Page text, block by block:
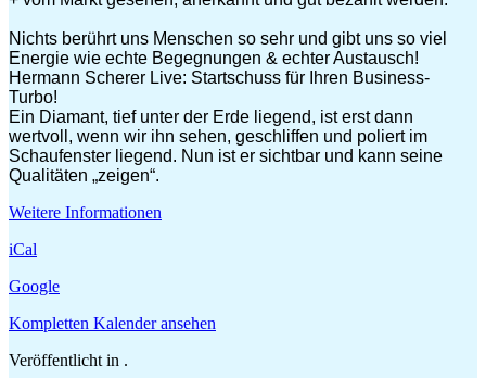
Nichts berührt uns Menschen so sehr und gibt uns so viel
Energie wie echte Begegnungen & echter Austausch!
Hermann Scherer Live: Startschuss für Ihren Business-
Turbo!
Ein Diamant, tief unter der Erde liegend, ist erst dann
wertvoll, wenn wir ihn sehen, geschliffen und poliert im
Schaufenster liegend. Nun ist er sichtbar und kann seine
Qualitäten „zeigen“.
Weitere Informationen
iCal
Google
Kompletten Kalender ansehen
Veröffentlicht in .